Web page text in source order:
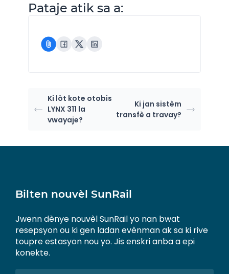
Pataje atik sa a:
Ki lòt kote otobis
LYNX 311 la
vwayaje?
Ki jan sistèm
transfè a travay?
Bilten nouvèl SunRail
Jwenn dènye nouvèl SunRail yo nan bwat
resepsyon ou ki gen ladan evènman ak sa ki rive
toupre estasyon nou yo. Jis enskri anba a epi
konekte.